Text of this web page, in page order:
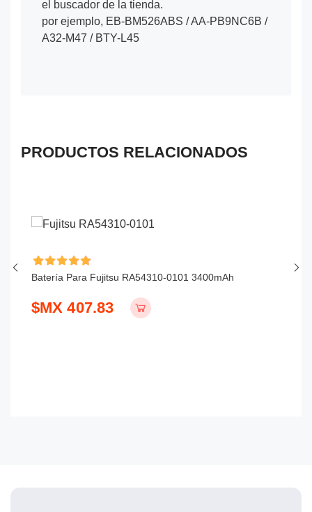
el buscador de la tienda.
por ejemplo, EB-BM526ABS / AA-PB9NC6B /
A32-M47 / BTY-L45
PRODUCTOS RELACIONADOS
Batería Para Fujitsu RA54310-0101 3400mAh
$MX 407.83